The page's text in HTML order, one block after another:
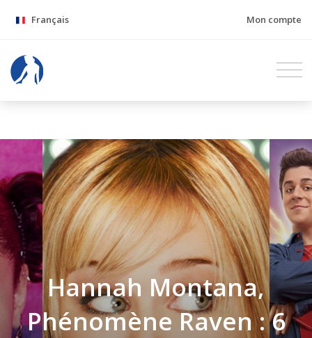
Français Mon compte
Hannah Montana,
Phénomène Raven : 6